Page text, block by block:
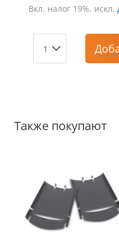
Вкл. налог 19%, искл.
Также покупают